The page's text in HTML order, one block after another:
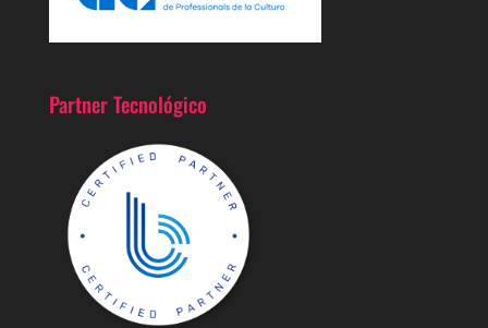
Partner Tecnológico